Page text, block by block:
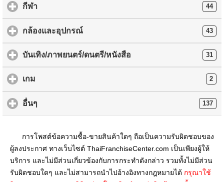
กีฬา 44
กล้องและอุปกรณ์ 43
บันเทิง/ภาพยนตร์/ดนตรี/หนังสือ 31
เกม 2
อื่นๆ 137
การโพสต์ข้อความซื้อ-ขายสินค้าใดๆ ถือเป็นความรับผิดชอบของ
ผู้ลงประกาศ ทางเว็บไซต์ ThaiFranchiseCenter.com เป็นเพียงผู้ให้
บริการ และไม่มีส่วนเกี่ยวข้องกับการกระทำดังกล่าว รวมทั้งไม่มีส่วน
รับผิดชอบใดๆ และไม่สามารถนำไปอ้างอิงทางกฎหมายได้ กรุณาใช้